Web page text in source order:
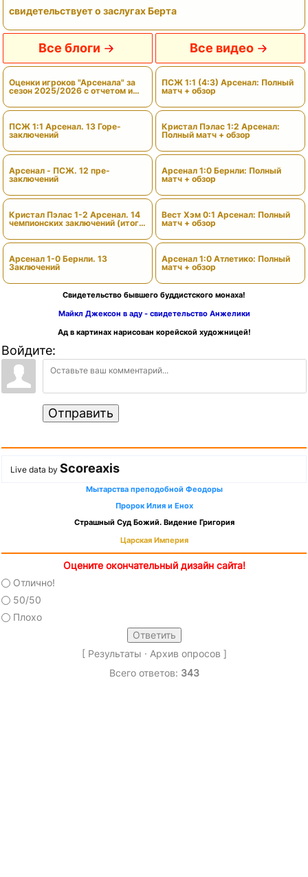
свидетельствует о заслугах Берта
Все блоги
Оценки игроков "Арсенала" за
сезон 2025/2026 с отчетом и
ПСЖ 1:1 Арсенал. 13 Горе-
заключений
Арсенал - ПСЖ. 12 пре-
заключений
Кристал Пэлас 1-2 Арсенал. 14
чемпионских заключений (итоги
Арсенал 1-0 Бернли. 13
Заключений
Все видео
ПСЖ 1:1 (4:3) Арсенал: Полный
матч + обзор
Кристал Пэлас 1:2 Арсенал:
Полный матч + обзор
Арсенал 1:0 Бернли: Полный
матч + обзор
Вест Хэм 0:1 Арсенал: Полный
матч + обзор
Арсенал 1:0 Атлетико: Полный
матч + обзор
Свидетельство бывшего буддистского монаха!
Майкл Джексон в аду - свидетельство Анжелики
Ад в картинах нарисован корейской художницей!
Войдите:
Отправить
Live data by Scoreaxis
Мытарства преподобной Феодоры
Пророк Илия и Енох
Страшный Суд Божий. Видение Григория
Царская Империя
Оцените окончательный дизайн сайта!
Отлично!
50/50
Плохо
[ Результаты · Архив опросов ]
Всего ответов: 343